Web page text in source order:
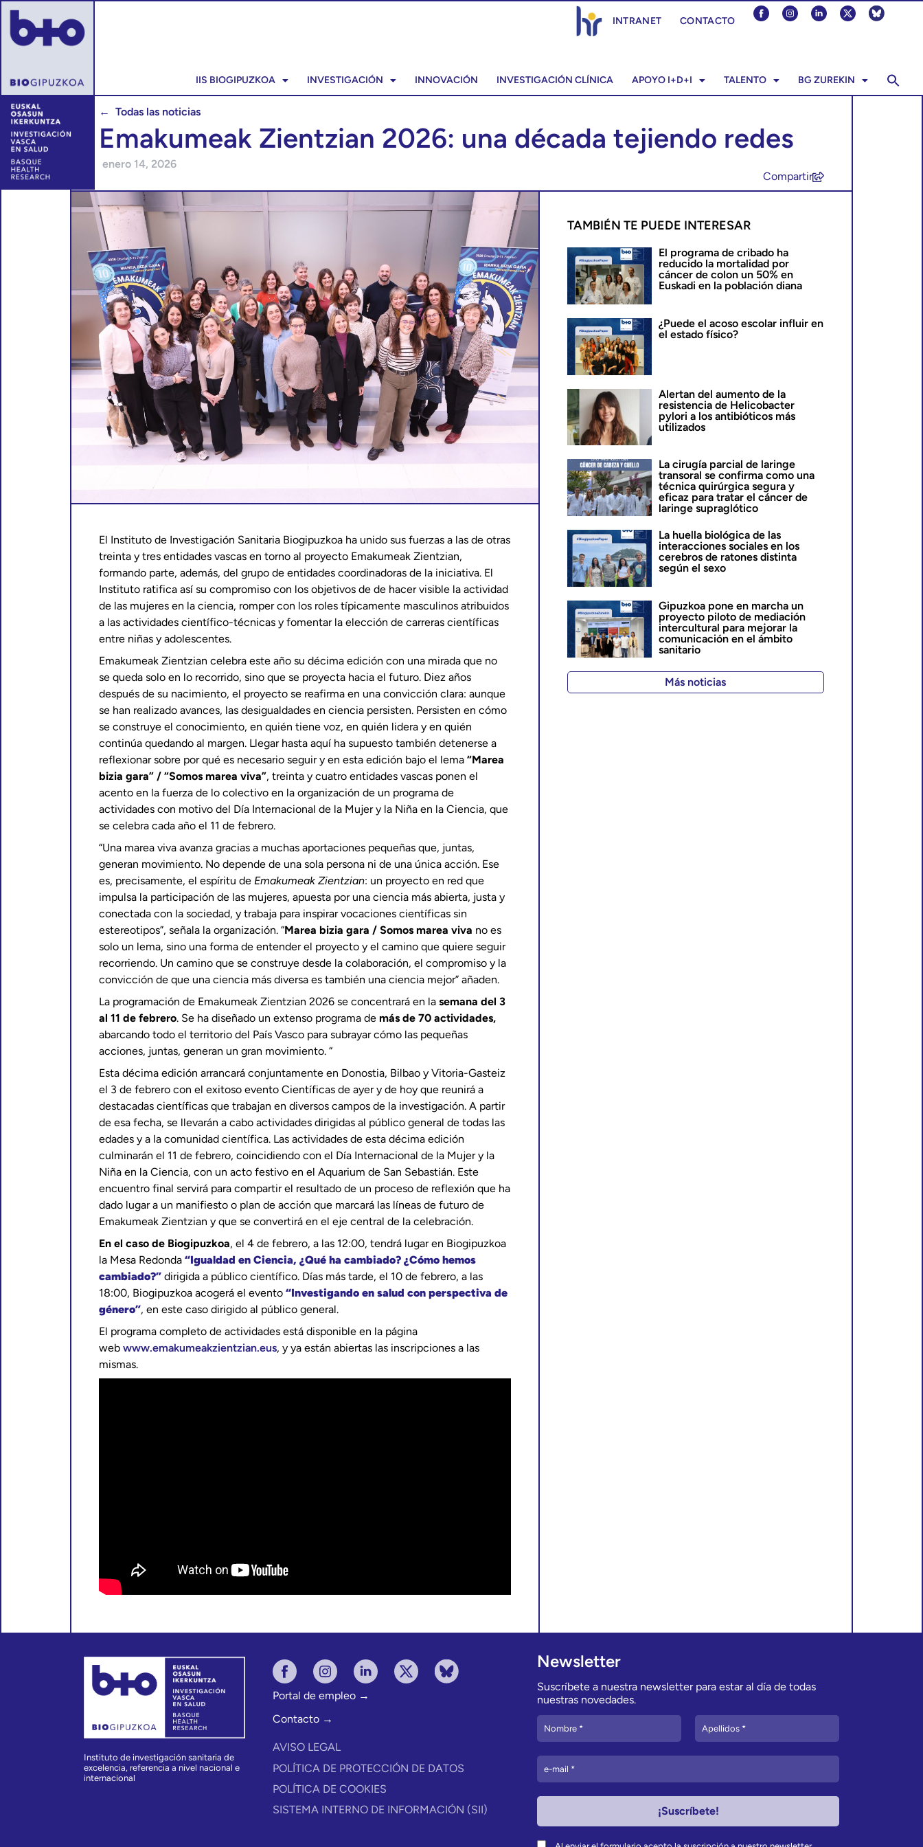
INTRANET CONTACTO
IIS BIOGIPUZKOA INVESTIGACIÓN INNOVACIÓN INVESTIGACIÓN CLÍNICA APOYO I+D+I TALENTO BG ZUREKIN
← Todas las noticias
Emakumeak Zientzian 2026: una década tejiendo redes
enero 14, 2026
Compartir
El Instituto de Investigación Sanitaria Biogipuzkoa ha unido sus fuerzas a las de otras
treinta y tres entidades vascas en torno al proyecto Emakumeak Zientzian,
formando parte, además, del grupo de entidades coordinadoras de la iniciativa. El
Instituto ratifica así su compromiso con los objetivos de de hacer visible la actividad
de las mujeres en la ciencia, romper con los roles típicamente masculinos atribuidos
a las actividades científico-técnicas y fomentar la elección de carreras científicas
entre niñas y adolescentes.
Emakumeak Zientzian celebra este año su décima edición con una mirada que no
se queda solo en lo recorrido, sino que se proyecta hacia el futuro. Diez años
después de su nacimiento, el proyecto se reafirma en una convicción clara: aunque
se han realizado avances, las desigualdades en ciencia persisten. Persisten en cómo
se construye el conocimiento, en quién tiene voz, en quién lidera y en quién
continúa quedando al margen. Llegar hasta aquí ha supuesto también detenerse a
reflexionar sobre por qué es necesario seguir y en esta edición bajo el lema “Marea
bizia gara” / “Somos marea viva”, treinta y cuatro entidades vascas ponen el
acento en la fuerza de lo colectivo en la organización de un programa de
actividades con motivo del Día Internacional de la Mujer y la Niña en la Ciencia, que
se celebra cada año el 11 de febrero.
“Una marea viva avanza gracias a muchas aportaciones pequeñas que, juntas,
generan movimiento. No depende de una sola persona ni de una única acción. Ese
es, precisamente, el espíritu de Emakumeak Zientzian: un proyecto en red que
impulsa la participación de las mujeres, apuesta por una ciencia más abierta, justa y
conectada con la sociedad, y trabaja para inspirar vocaciones científicas sin
estereotipos”, señala la organización. “Marea bizia gara / Somos marea viva no es
solo un lema, sino una forma de entender el proyecto y el camino que quiere seguir
recorriendo. Un camino que se construye desde la colaboración, el compromiso y la
convicción de que una ciencia más diversa es también una ciencia mejor” añaden.
La programación de Emakumeak Zientzian 2026 se concentrará en la semana del 3
al 11 de febrero. Se ha diseñado un extenso programa de más de 70 actividades,
abarcando todo el territorio del País Vasco para subrayar cómo las pequeñas
acciones, juntas, generan un gran movimiento. “
Esta décima edición arrancará conjuntamente en Donostia, Bilbao y Vitoria-Gasteiz
el 3 de febrero con el exitoso evento Científicas de ayer y de hoy que reunirá a
destacadas científicas que trabajan en diversos campos de la investigación. A partir
de esa fecha, se llevarán a cabo actividades dirigidas al público general de todas las
edades y a la comunidad científica. Las actividades de esta décima edición
culminarán el 11 de febrero, coincidiendo con el Día Internacional de la Mujer y la
Niña en la Ciencia, con un acto festivo en el Aquarium de San Sebastián. Este
encuentro final servirá para compartir el resultado de un proceso de reflexión que ha
dado lugar a un manifiesto o plan de acción que marcará las líneas de futuro de
Emakumeak Zientzian y que se convertirá en el eje central de la celebración.
En el caso de Biogipuzkoa, el 4 de febrero, a las 12:00, tendrá lugar en Biogipuzkoa
la Mesa Redonda “Igualdad en Ciencia, ¿Qué ha cambiado? ¿Cómo hemos
cambiado?” dirigida a público científico. Días más tarde, el 10 de febrero, a las
18:00, Biogipuzkoa acogerá el evento “Investigando en salud con perspectiva de
género”, en este caso dirigido al público general.
El programa completo de actividades está disponible en la página
web www.emakumeakzientzian.eus, y ya están abiertas las inscripciones a las
mismas.
TAMBIÉN TE PUEDE INTERESAR
El programa de cribado ha
reducido la mortalidad por
cáncer de colon un 50% en
Euskadi en la población diana
¿Puede el acoso escolar influir en
el estado físico?
Alertan del aumento de la
resistencia de Helicobacter
pylori a los antibióticos más
utilizados
La cirugía parcial de laringe
transoral se confirma como una
técnica quirúrgica segura y
eficaz para tratar el cáncer de
laringe supraglótico
La huella biológica de las
interacciones sociales en los
cerebros de ratones distinta
según el sexo
Gipuzkoa pone en marcha un
proyecto piloto de mediación
intercultural para mejorar la
comunicación en el ámbito
sanitario
Más noticias
Instituto de investigación sanitaria de
excelencia, referencia a nivel nacional e
internacional
Portal de empleo →
Contacto →
AVISO LEGAL
POLÍTICA DE PROTECCIÓN DE DATOS
POLÍTICA DE COOKIES
SISTEMA INTERNO DE INFORMACIÓN (SII)
Newsletter
Suscríbete a nuestra newsletter para estar al día de todas
nuestras novedades.